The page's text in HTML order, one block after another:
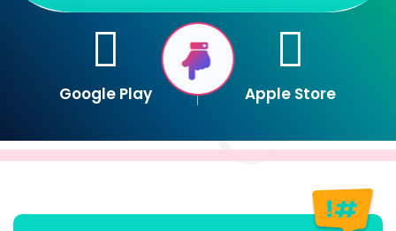
Google Play Apple Store